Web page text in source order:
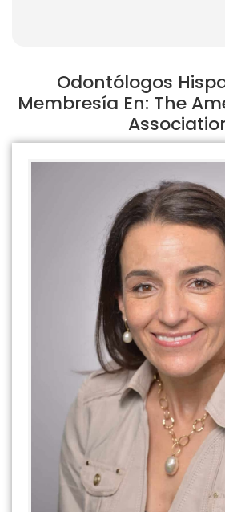
Odontólogos
Membresía En: The